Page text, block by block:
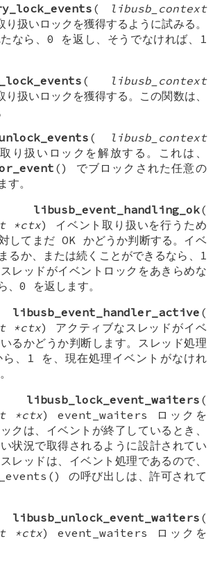
(
libusb_context
扱いロックを獲得するように試みる。
なら、0 を返し、そうでなければ、1
(
libusb_context
扱いロックを獲得する。この関数は、
(
libusb_context
り扱いロックを解放する。これは、
() でブロックされた任意の
す。
libusb_event_handling_ok(
*ctx) イベント取り扱いを行うため
してまだ OK かどうか判断する。イベ
るか、または続くことができるなら、1
レッドがイベントロックをあきらめな
、0 を返します。
libusb_event_handler_active (
*ctx) アクティブなスレッドがイベ
るかどうか判断します。スレッド処理
ら、1 を、現在処理イベントがなけれ
libusb_lock_event_waiters (
*ctx) event_waiters ロックを
クは、イベントが終了しているとき、
状況で取得されるように設計されてい
レッドは、イベント処理であるので、
の呼び出しは、許可されて
libusb_unlock_event_waiters (
*ctx) event_waiters ロックを